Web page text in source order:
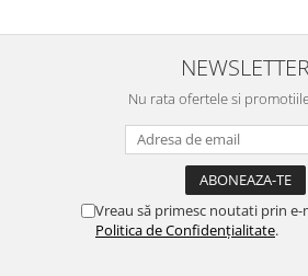
Nu rata ofertele si
Vreau să primesc noutati prin e-
Politica de Confidențialitate.